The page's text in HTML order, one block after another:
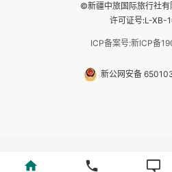
©新疆中旅国际旅行社有
许可证号:L-XB-
ICP备案号:新ICP备
新公网安备